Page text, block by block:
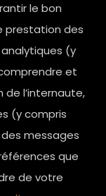
le bon
prestation des
(y
et
de l’internaute,
(y compris
messages
que
de votre